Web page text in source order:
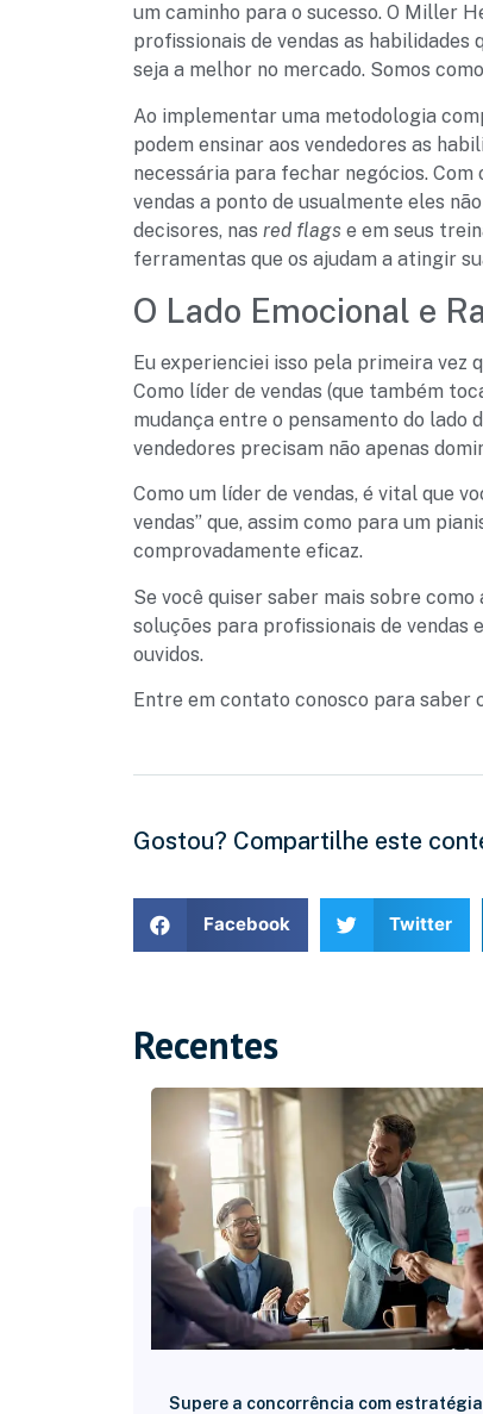
um caminho para o sucesso. O Miller
profissionais de vendas as
seja a melhor no mercado. Somos
Ao implementar uma metodologia
podem ensinar aos vendedores as
necessária para fechar negócios.
vendas a ponto de usualmente eles
decisores, nas red flags e em seus
ferramentas que os ajudam a atingir
O Lado Emocional e
Eu experienciei isso pela primeira vez
Como líder de vendas (que também
mudança entre o pensamento do lado
vendedores precisam não apenas
Como um líder de vendas, é vital que
vendas” que, assim como para um
comprovadamente eficaz.
Se você quiser saber mais sobre
soluções para profissionais de vendas
ouvidos.
Entre em contato conosco para saber
Gostou? Compartilhe este
Facebook Twitter
Recentes
Supere a concorrência com